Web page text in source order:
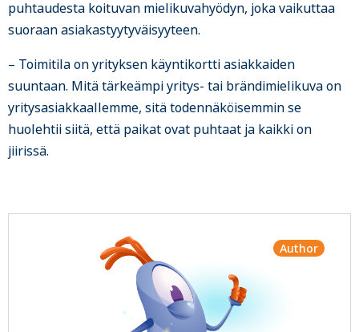
puhtaudesta koituvan mielikuvahyödyn, joka vaikuttaa
suoraan asiakastyytyväisyyteen.
– Toimitila on yrityksen käyntikortti asiakkaiden
suuntaan. Mitä tärkeämpi yritys- tai brändimielikuva on
yritysasiakkaallemme, sitä todennäköisemmin se
huolehtii siitä, että paikat ovat puhtaat ja kaikki on
jiirissä.
Author